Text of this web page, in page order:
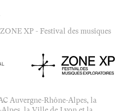
XP - Festival des musiques
Auvergne-Rhône-Alpes, la